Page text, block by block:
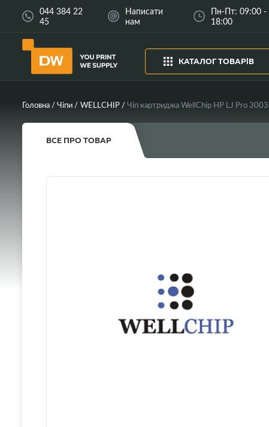
044 384 22
45
Написати
нам
Пн-Пт: 09:00 -
18:00
КАТАЛОГ ТОВАРІВ
Головна Чіпи WELLCHIP Чіп картриджа WellChip HP LJ Pro
ВСЕ ПРО ТОВАР